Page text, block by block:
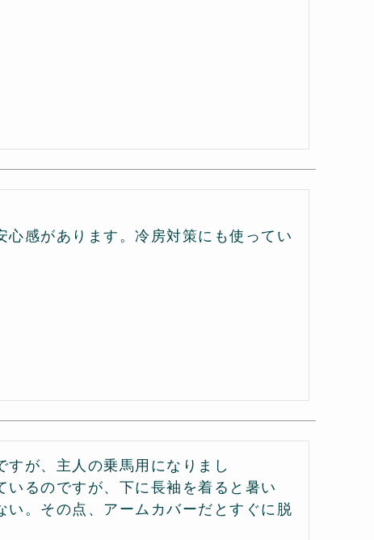
感があります。冷房対策にも使ってい
すが、主人の乗馬用になりまし
るのですが、下に長袖を着ると暑い
い。その点、アームカバーだとすぐに脱